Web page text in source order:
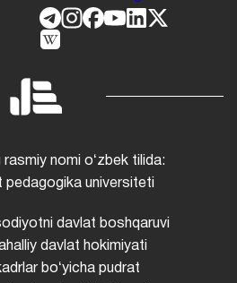
nomi oʻzbek tilida:
pedagogika universiteti
davlat boshqaruvi
davlat hokimiyati
boʻyicha pudrat